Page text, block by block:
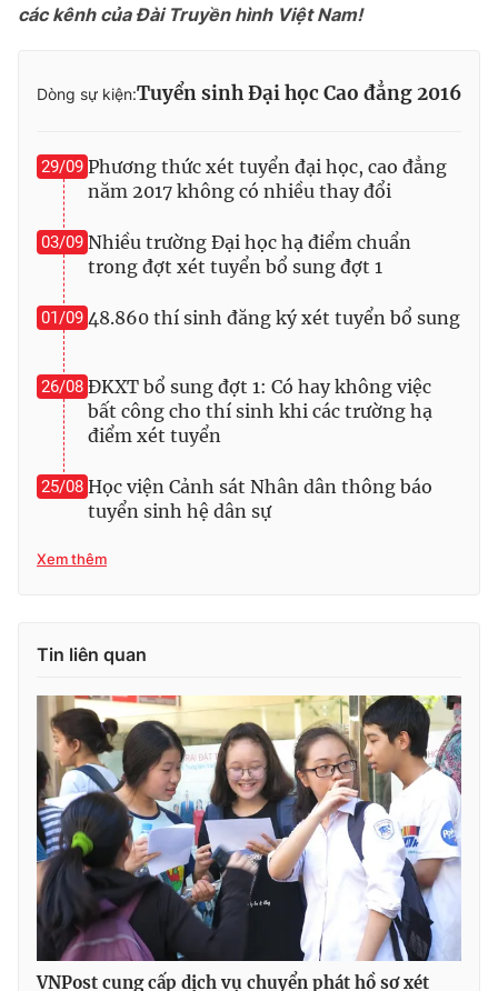
Infographic
Video Shorts video
VTV Money VTV Thể thao
VTV Sức khoẻ Bất động sản
Thị trường 24h
VTV4
VTV9 VTV8
Liên hệ tòa soạn English
Theo dõi báo trên
Cơ quan chủ quản:Đài Truyền hình Việt Nam
Cơ quan báo chí:Thời báo VTV
Giấy phép hoạt động báo in và báo điện tử số 483/GP-BTTTT
cấp ngày 29/12/2023
Tổng Biên tập:
Vũ Thanh Thủy
Phó Tổng Biên tập:
Nguyễn Thị Mỹ Hạnh, Phạm Quốc Thắng,
Nguyễn Trọng Ninh
Tổng đài VTV: 024.38 355 931 - 024.38 355 932
các kênh của Đài Truyền hình Việt Nam!
Dòng sự kiện:Tuyển sinh Đại học Cao đẳng 2016
29/09 Phương thức xét tuyển đại học, cao đẳng
năm 2017 không có nhiều thay đổi
03/09 Nhiều trường Đại học hạ điểm chuẩn
trong đợt xét tuyển bổ sung đợt 1
01/09 48.860 thí sinh đăng ký xét tuyển bổ sung
26/08 ĐKXT bổ sung đợt 1: Có hay không việc
bất công cho thí sinh khi các trường hạ
điểm xét tuyển
25/08 Học viện Cảnh sát Nhân dân thông báo
tuyển sinh hệ dân sự
Xem thêm
Tin liên quan
VNPost cung cấp dịch vụ chuyển phát hồ sơ xét